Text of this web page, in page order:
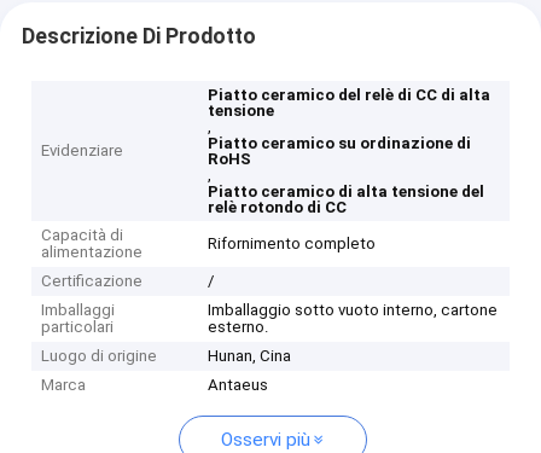
Descrizione Di Prodotto
Evidenziare
Piatto ceramico del relè di CC di alta
tensione
,
Piatto ceramico su ordinazione di
RoHS
,
Piatto ceramico di alta tensione del
relè rotondo di CC
Capacità di
alimentazione
Rifornimento completo
Certificazione
/
Imballaggi
particolari
Imballaggio sotto vuoto interno, cartone
esterno.
Luogo di origine
Hunan, Cina
Marca
Antaeus
Osservi più